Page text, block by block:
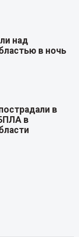
над
в ночь
в
в